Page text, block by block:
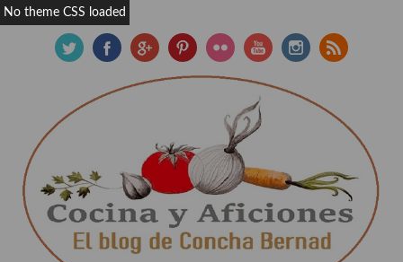
No theme CSS loaded